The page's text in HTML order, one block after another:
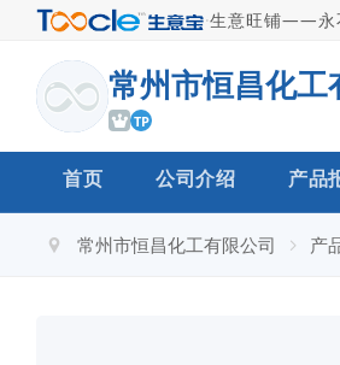
·生意旺铺——永
常州市恒昌化工
TP
首页 公司介绍 产品
常州市恒昌化工有限公司 产